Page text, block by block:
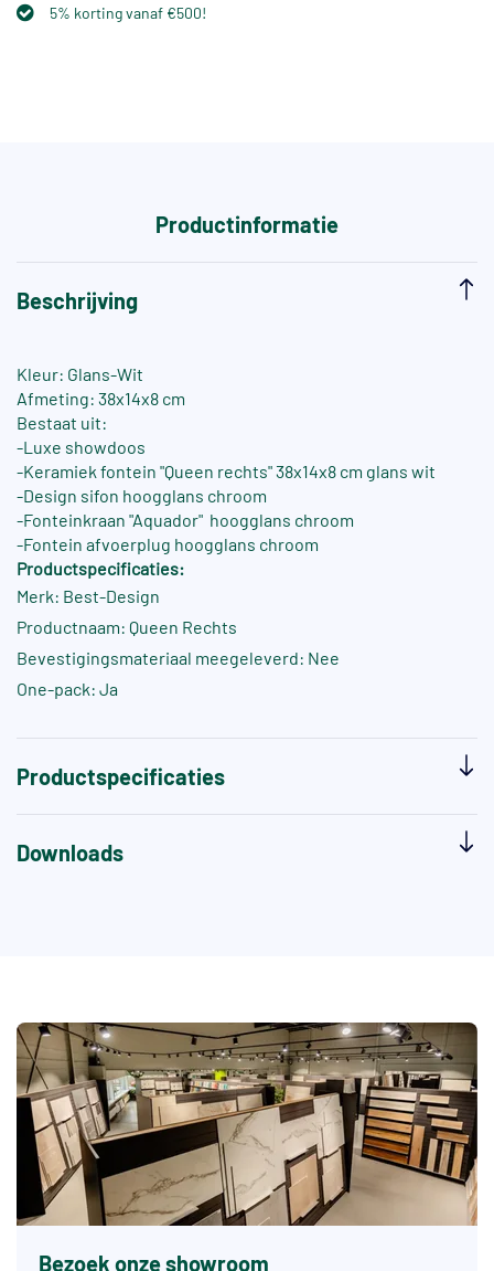
5% korting vanaf €500!
Productinformatie
Beschrijving
Kleur: Glans-Wit
Afmeting: 38x14x8 cm
Bestaat uit:
-Luxe showdoos
-Keramiek fontein "Queen rechts" 38x14x8 cm glans wit
-Design sifon hoogglans chroom
-Fonteinkraan "Aquador" hoogglans chroom
-Fontein afvoerplug hoogglans chroom
Productspecificaties:
Merk: Best-Design
Productnaam: Queen Rechts
Bevestigingsmateriaal meegeleverd: Nee
One-pack: Ja
Productspecificaties
Downloads
Bezoek onze showroom